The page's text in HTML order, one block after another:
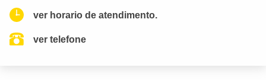
ver horario de atendimento.
ver telefone